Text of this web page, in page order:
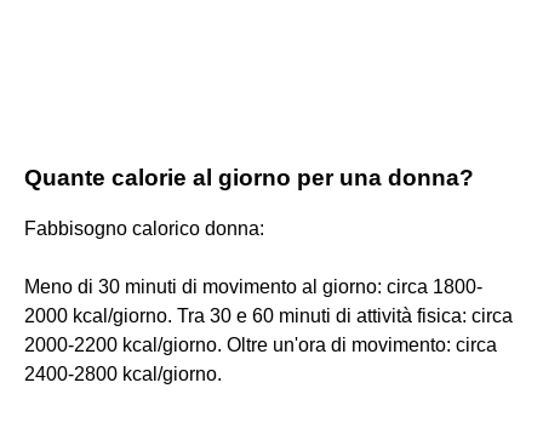
Quante calorie al giorno per una donna?
Fabbisogno calorico donna:
Meno di 30 minuti di movimento al giorno: circa 1800-
2000 kcal/giorno. Tra 30 e 60 minuti di attività fisica: circa
2000-2200 kcal/giorno. Oltre un'ora di movimento: circa
2400-2800 kcal/giorno.